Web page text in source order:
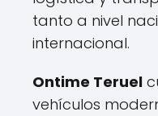
tanto a nivel
internacional.
Ontime Teruel
vehículos